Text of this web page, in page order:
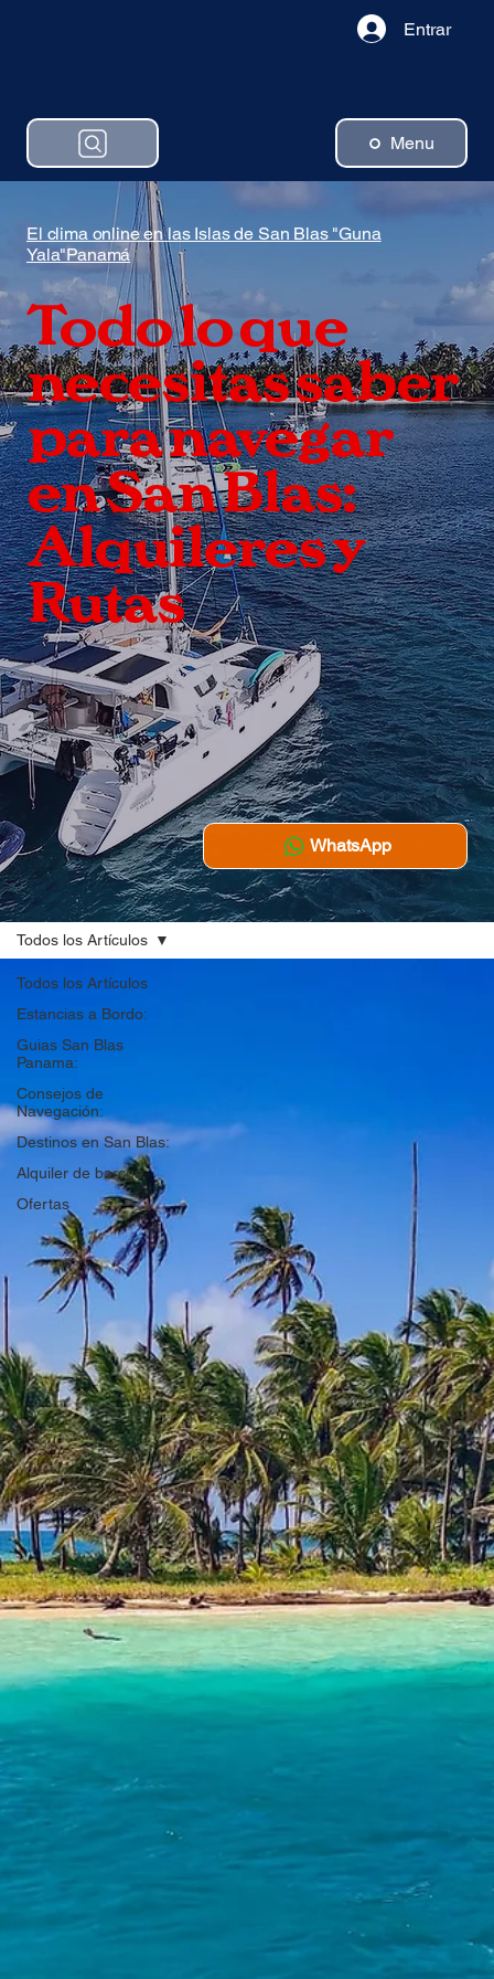
Menu
Entrar
El clima online en las Islas de San Blas "Guna
Yala"Panamá
Todo lo que
necesitas saber
para navegar
en San Blas:
Alquileres y
Rutas
WhatsApp
Todos los Artículos
Estancias a Bordo:
Guias San Blas
Panama:
Consejos de
Navegación:
Destinos en San Blas:
Alquiler de barcos:
Ofertas
Todos los Artículos